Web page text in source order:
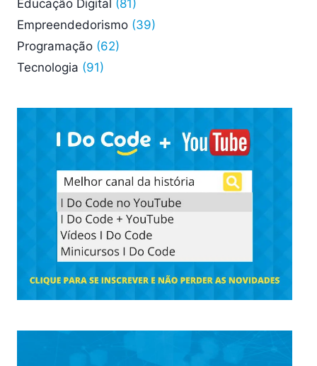
Educação Digital (81)
Empreendedorismo (39)
Programação (62)
Tecnologia (91)